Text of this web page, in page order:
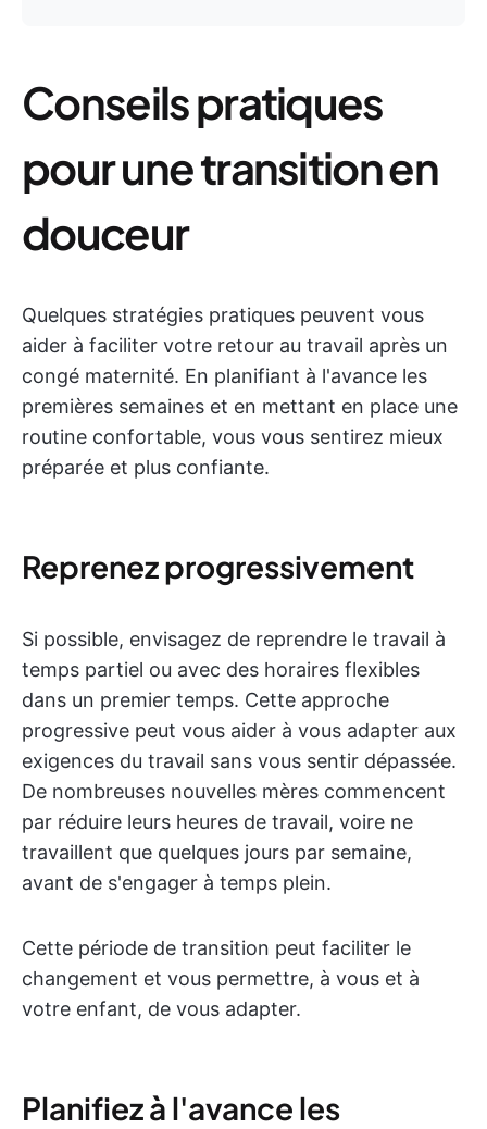
Conseils pratiques
pour une transition en
douceur
Quelques stratégies pratiques peuvent vous
aider à faciliter votre retour au travail après un
congé maternité. En planifiant à l'avance les
premières semaines et en mettant en place une
routine confortable, vous vous sentirez mieux
préparée et plus confiante.
Reprenez progressivement
Si possible, envisagez de reprendre le travail à
temps partiel ou avec des horaires flexibles
dans un premier temps. Cette approche
progressive peut vous aider à vous adapter aux
exigences du travail sans vous sentir dépassée.
De nombreuses nouvelles mères commencent
par réduire leurs heures de travail, voire ne
travaillent que quelques jours par semaine,
avant de s'engager à temps plein.
Cette période de transition peut faciliter le
changement et vous permettre, à vous et à
votre enfant, de vous adapter.
Planifiez à l'avance les